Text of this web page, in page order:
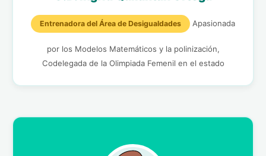
Entrenadora del Área de Desigualdades Apasionada
por los Modelos Matemáticos y la polinización,
Codelegada de la Olimpiada Femenil en el estado